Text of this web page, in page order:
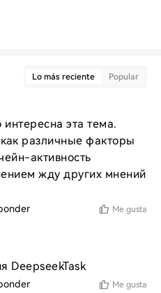
Lo más reciente Popular
эта тема.
различные факторы
активность
жду других мнений
Me gusta
DeepseekTask
Me gusta